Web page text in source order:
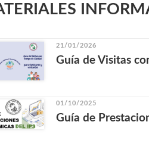
21/01/2026
Guía de Visitas
01/10/2025
Guía de